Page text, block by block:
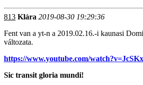
813 Klára 2019-08-30 19:29:36
Fent van a yt-n a 2019.02.16.-i kaunasi
változata.
https://www.youtube.com/
Sic transit gloria mundi!